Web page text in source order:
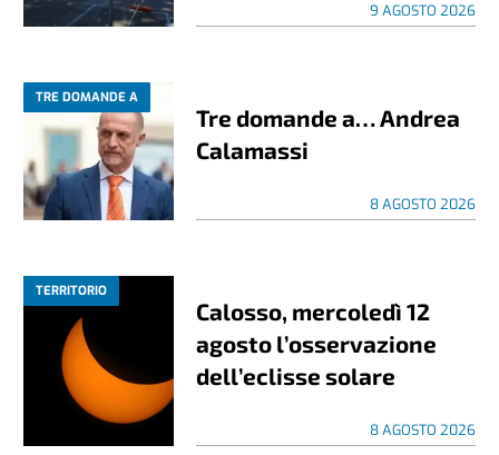
9 AGOSTO 2026
TRE DOMANDE A
Tre domande a… Andrea
Calamassi
8 AGOSTO 2026
TERRITORIO
Calosso, mercoledì 12
agosto l’osservazione
dell’eclisse solare
8 AGOSTO 2026